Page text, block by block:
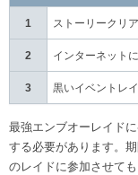
1 ストーリークリ
2 インターネット
3 黒いイベントレ
最強エンブオーレイド
する必要があります。
のレイドに参加させても